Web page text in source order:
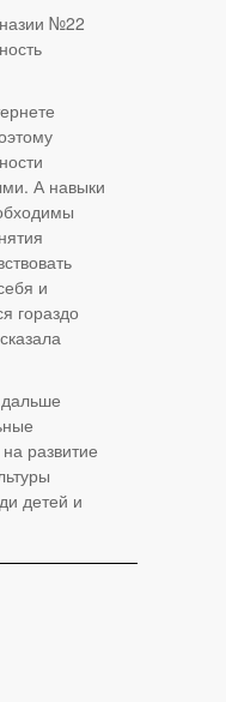
№22
А навыки
и
гораздо
развитие
детей и